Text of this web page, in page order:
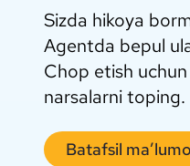
Sizda hikoya
Agentda bepul
Chop etish
narsalarni toping.
Batafsil